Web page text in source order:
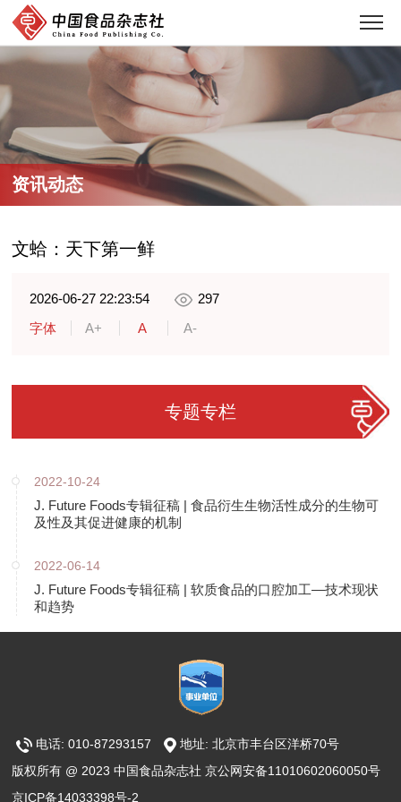
资讯动态
文蛤：天下第一鲜
2026-06-27 22:23:54
297
字体
A+ A A-
专题专栏
2022-10-24
J. Future Foods专辑征稿 | 食品衍生生物活性成分的生物可
及性及其促进健康的机制
2022-06-14
J. Future Foods专辑征稿 | 软质食品的口腔加工—技术现状
和趋势
电话: 010-87293157
地址: 北京市丰台区洋桥70号
版权所有 @ 2023 中国食品杂志社 京公网安备11010602060050号
京ICP备14033398号-2